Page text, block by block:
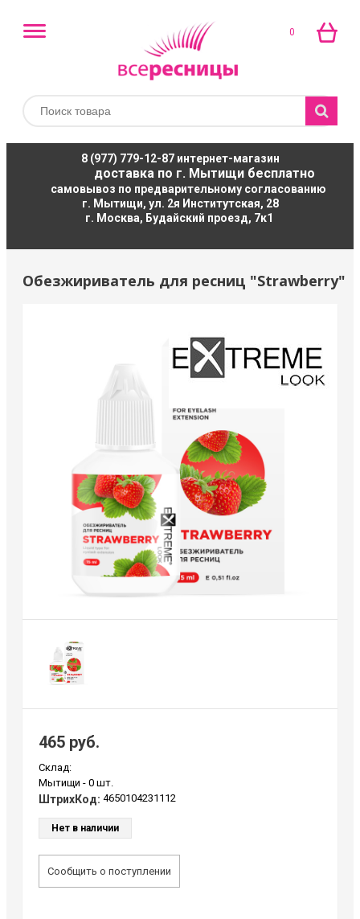
0
8 (977) 779-12-87интернет-магазин
доставка по г. Мытищи бесплатно
самовывоз по предварительному согласованию
г. Мытищи, ул. 2я Институтская, 28
г. Москва, Будайский проезд, 7к1
Обезжириватель для ресниц "Strawberry"
465 руб.
Склад:
Мытищи - 0 шт.
ШтрихКод: 4650104231112
Нет в наличии
Сообщить о поступлении